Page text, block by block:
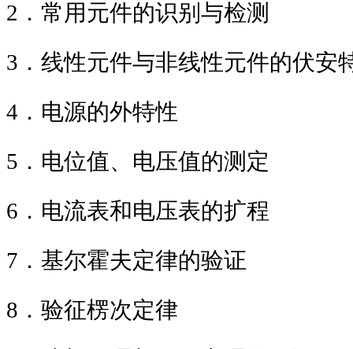
2 ．常用元件的识别与
3 ．线性元件与非线性元件的伏安
4 ．电源的外特性
5 ．电位值、电压值的测
6 ．电流表和电压表
7 ．基尔霍夫定律的验证
8 ．验征楞次定律